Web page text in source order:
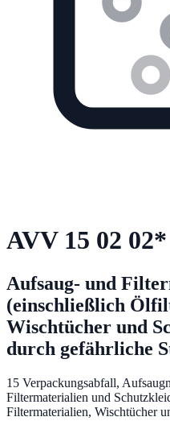
AVV 15 02 02*
Aufsaug- und
(einschließlich
Wischtücher und
durch gefährliche
15 Verpackungsabfall,
Filtermaterialien und
Filtermaterialien, Wischtücher